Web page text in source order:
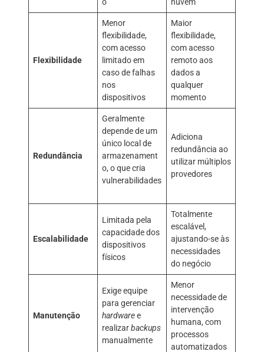
Flexibilidade
Menor
flexibilidade,
com acesso
limitado em
caso de falhas
nos
dispositivos
Maior
flexibilidade,
com acesso
remoto aos
dados a
qualquer
momento
Redundância
Geralmente
depende de um
único local de
armazenament
o, o que cria
vulnerabilidades
Adiciona
redundância ao
utilizar múltiplos
provedores
Escalabilidade
Limitada pela
capacidade dos
dispositivos
físicos
Totalmente
escalável,
ajustando-se às
necessidades
do negócio
Manutenção
Exige equipe
para gerenciar
hardwaree
realizarbackups
manualmente
Menor
necessidade de
intervenção
humana, com
processos
automatizados